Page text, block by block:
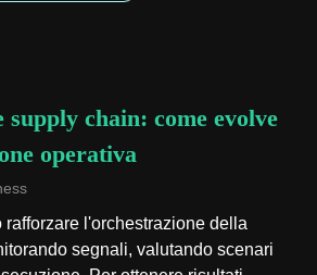
supply chain: come evolve
operativa
rafforzare l'orchestrazione della
segnali, valutando scenari